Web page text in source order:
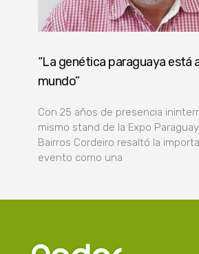
“La genética paraguaya está
mundo”
Con 25 años de presencia
mismo stand de la Expo
Bairros Cordeiro resaltó la
evento como una